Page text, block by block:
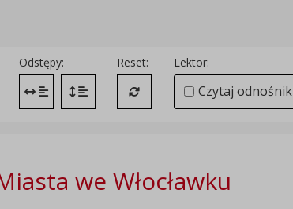
Odstępy:
Zmień odstęp między literami
Zmień interlinię i margines między
Reset:
Przywróć ustawienia domyślne
Lektor:
Czytaj
we Włocławku